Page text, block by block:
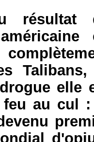
résultat
elle
feu au cul